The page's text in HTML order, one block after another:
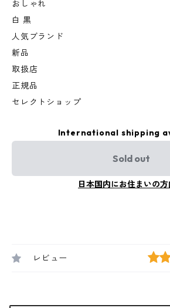
おしゃれ
白 黒
人気ブランド
新品
取扱店
正規品
セレクトショップ
International shipping
Sold out
日本国内にお住まいの方
レビュー